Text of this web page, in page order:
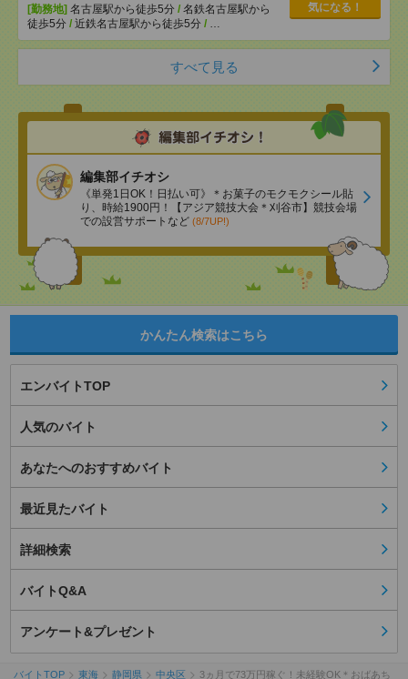
[勤務地] 名古屋駅から徒歩5分 / 名鉄名古屋駅から
徒歩5分 / 近鉄名古屋駅から徒歩5分 / …
気になる！
すべて見る
編集部イチオシ
《単発1日OK！日払い可》＊お菓子のモクモクシール貼
り、時給1900円！【アジア競技大会＊刈谷市】競技会場
での設営サポートなど (8/7UP!)
かんたん検索はこちら
エンバイトTOP
人気のバイト
あなたへのおすすめバイト
最近見たバイト
詳細検索
バイトQ&A
アンケート&プレゼント
バイトTOP 東海 静岡県 中央区 3ヵ月で73万円稼ぐ！未経験OK＊おばあち